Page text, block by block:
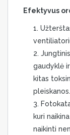
Efektyvus
gaudyklė
kitas
pleiskanos.
kuri
naikinti